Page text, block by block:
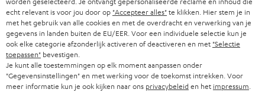
i
e
f
KOPTELEFOONS
BLUETOOTH KOPTELEFOONS
COMPLETE SETS
SPEAKERS
BLOG
NEWSLETTER
STORES
NEDERLAND
BELGIË
FRANKRIJK
echt relevant is voor jou door op "Accepteer alles"te klikken. Hier stem je in
met het gebruik van alle cookies en met de overdracht en verwerking van je
gegevens in landen buiten de EU/EER. Voor een individuele selectie kun je
ook elke categorie afzonderlijk activeren of deactiveren en met "Selectie
toepassen" bevestigen.
Je kunt alle toestemmingen op elk moment aanpassen onder
"Gegevensinstellingen" en met werking voor de toekomst intrekken. Voor
meer informatie kun je ook kijken naar ons privacybeleiden het impressum